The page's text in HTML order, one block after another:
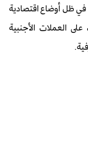
في ظل أوضاع اقتصادية
العملات الأجنبية